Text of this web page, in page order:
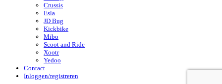
Crussis
Esla
JD Bug
Kickbike
Mibo
Scoot and Ride
Xootr
Yedoo
Contact
Inloggen/registreren